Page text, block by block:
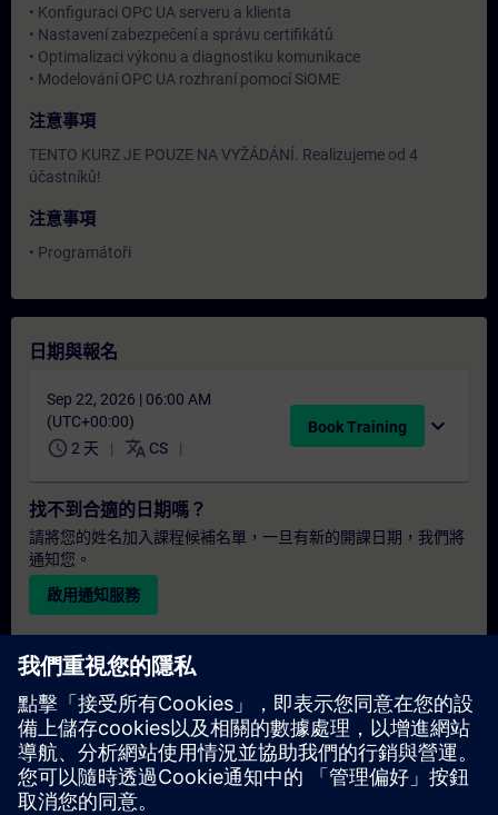
• Konfiguraci OPC UA serveru a klienta
• Nastavení zabezpečení a správu certifikátů
• Optimalizaci výkonu a diagnostiku komunikace
• Modelování OPC UA rozhraní pomocí SiOME
注意事項
TENTO KURZ JE POUZE NA VYŽÁDÁNÍ. Realizujeme od 4
účastníků!
注意事項
• Programátoři
日期與報名
Sep 22, 2026 | 06:00 AM
(UTC+00:00)
schedule 2 天 translate CS
Book Training expand_more
找不到合適的日期嗎？
請將您的姓名加入課程候補名單，一旦有新的開課日期，我們將
通知您。
啟用通知服務
個人化報價
若您需要此培訓課程的標準報價單（例如供採購部門使用），請
點擊下方連結。您需先提供一些個人資料，之後我們將透過電子
郵件寄送報價單給您。
提供報價